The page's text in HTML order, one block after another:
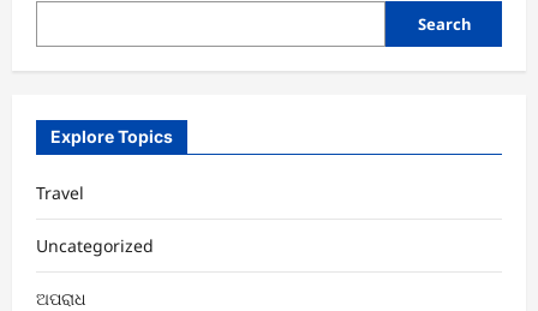
Search
Explore Topics
Travel
Uncategorized
ଅପରାଧ